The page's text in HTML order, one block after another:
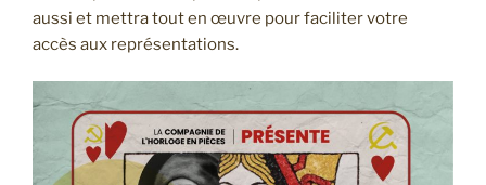
aussi et mettra tout en œuvre pour faciliter votre
accès aux représentations.